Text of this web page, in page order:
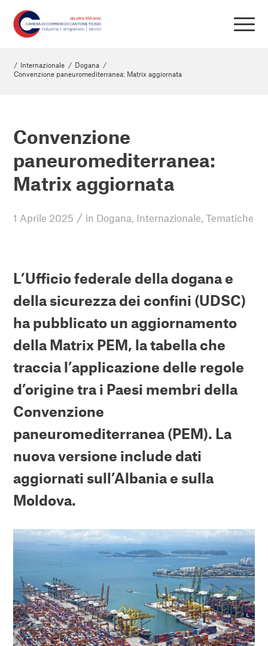
/ Internazionale / Dogana /
Convenzione paneuromediterranea: Matrix aggiornata
Convenzione
paneuromediterranea:
Matrix aggiornata
1 Aprile 2025 / in Dogana, Internazionale,Tematiche
L’Ufficio federale della dogana e
della sicurezza dei confini (UDSC)
ha pubblicato un aggiornamento
della Matrix PEM, la tabella che
traccia l’applicazione delle regole
d’origine tra i Paesi membri della
Convenzione
paneuromediterranea (PEM). La
nuova versione include dati
aggiornati sull’Albania e sulla
Moldova.